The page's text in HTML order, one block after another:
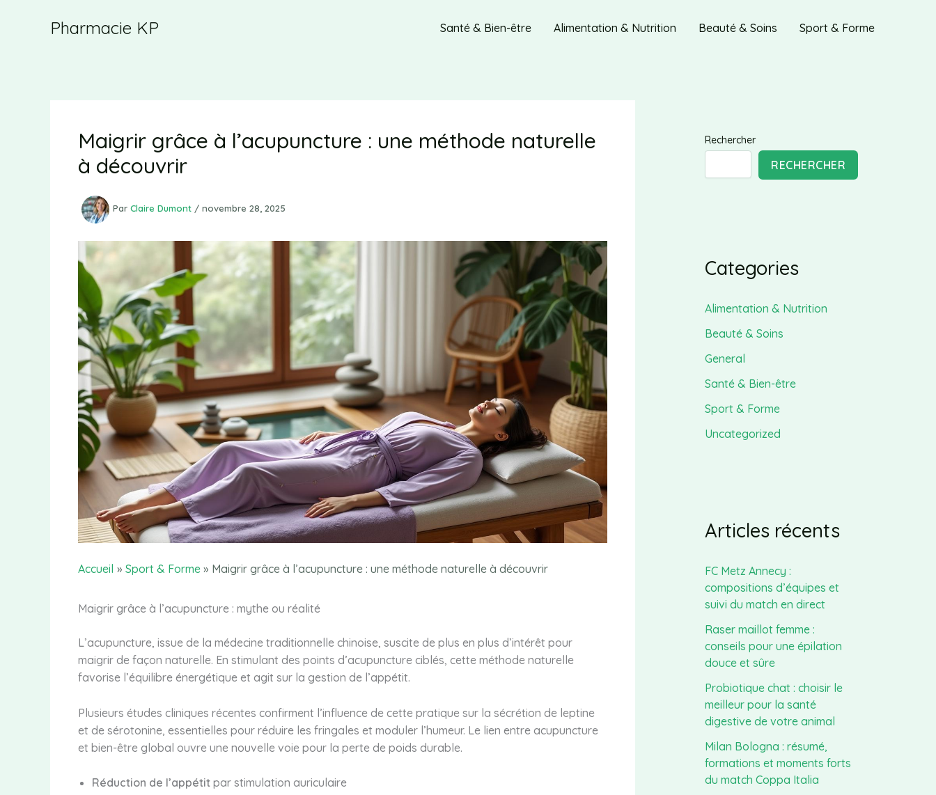
Pharmacie KP Santé & Bien-être Alimentation & Nutrition Beauté & Soins Sport & Forme
Maigrir grâce à l’acupuncture : une méthode naturelle
à découvrir
Par Claire Dumont / novembre 28, 2025
Accueil Sport & Forme Maigrir grâce à l’acupuncture : une méthode naturelle à découvrir
Maigrir grâce à l’acupuncture : mythe ou réalité
L’acupuncture, issue de la médecine traditionnelle chinoise, suscite de plus en plus d’intérêt pour
maigrir de façon naturelle. En stimulant des points d’acupuncture ciblés, cette méthode naturelle
favorise l’équilibre énergétique et agit sur la gestion de l’appétit.
Plusieurs études cliniques récentes confirment l’influence de cette pratique sur la sécrétion de leptine
et de sérotonine, essentielles pour réduire les fringales et moduler l’humeur. Le lien entre acupuncture
et bien-être global ouvre une nouvelle voie pour la perte de poids durable.
Réduction de l’appétit par stimulation auriculaire
Rechercher
RECHERCHER
Categories
Alimentation & Nutrition
Beauté & Soins
General
Santé & Bien-être
Sport & Forme
Uncategorized
Articles récents
FC Metz Annecy :
compositions d’équipes et
suivi du match en direct
Raser maillot femme :
conseils pour une épilation
douce et sûre
Probiotique chat : choisir le
meilleur pour la santé
digestive de votre animal
Milan Bologna : résumé,
formations et moments forts
du match Coppa Italia